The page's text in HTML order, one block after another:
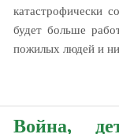
катастрофически
будет больше
пожилых людей и
Война,